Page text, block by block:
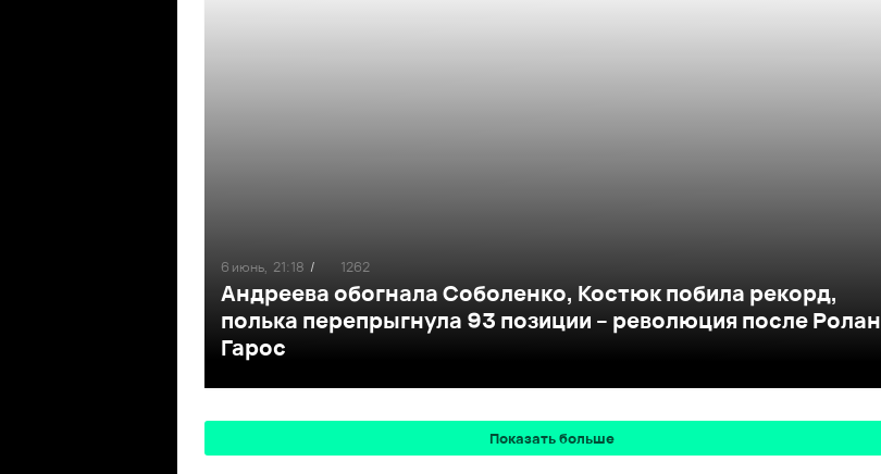
Андреева обогнала Соболенко, Костюк побила рекорд,
полька перепрыгнула 93 позиции – революция после Ролан
Гарос
6 июнь, 21:18 / 1262
Показать больше